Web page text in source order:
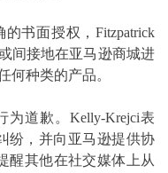
书面授权，Fitzpatrick
间接地在亚马逊商城进
何种类的产品。
为道歉。Kelly-Krejci表
纷，并向亚马逊提供协
醒其他在社交媒体上从